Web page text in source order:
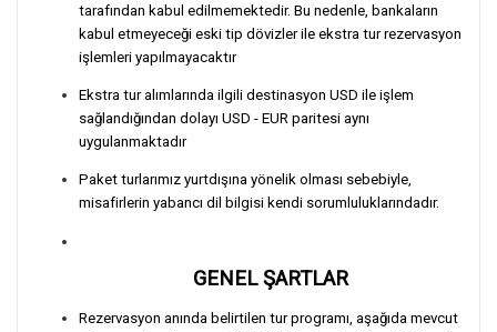
tarafından kabul edilmemektedir. Bu nedenle, bankaların
kabul etmeyeceği eski tip dövizler ile ekstra tur rezervasyon
işlemleri yapılmayacaktır
Ekstra tur alımlarında ilgili destinasyon USD ile işlem
sağlandığından dolayı USD - EUR paritesi aynı
uygulanmaktadır
Paket turlarımız yurtdışına yönelik olması sebebiyle,
misafirlerin yabancı dil bilgisi kendi sorumluluklarındadır.
GENEL ŞARTLAR
Rezervasyon anında belirtilen tur programı, aşağıda mevcut